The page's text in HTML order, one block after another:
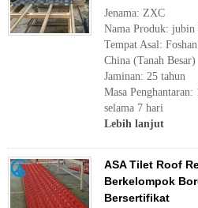
Jenama: ZXC
Nama Produk:
Tempat Asal:
China (Tanah Besar)
Jaminan: 25 tahun
Masa
selama 7 hari
Lebih lanjut
ASA Tilet Roof
Berkelompok
Bersertifikat